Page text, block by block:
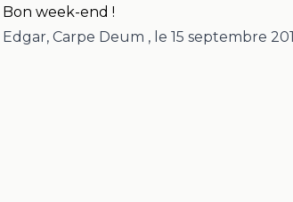
Bon week-end !
Edgar, Carpe Deum , le 15 septembre